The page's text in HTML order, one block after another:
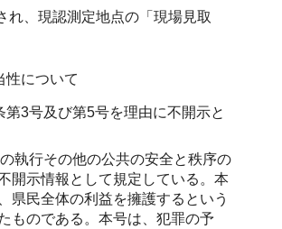
れ、現認測定地点の「現場見取
性について
3号及び第5号を理由に不開示と
執行その他の公共の安全と秩序の
開示情報として規定している。本
県民全体の利益を擁護するという
ものである。本号は、犯罪の予